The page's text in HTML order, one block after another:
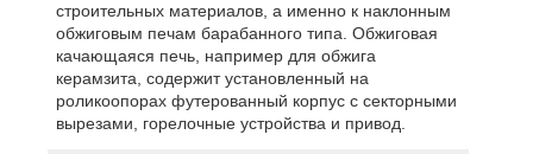
строительных материалов, а именно к наклонным
обжиговым печам барабанного типа. Обжиговая
качающаяся печь, например для обжига
керамзита, содержит установленный на
роликоопорах футерованный корпус с секторными
вырезами, горелочные устройства и привод.